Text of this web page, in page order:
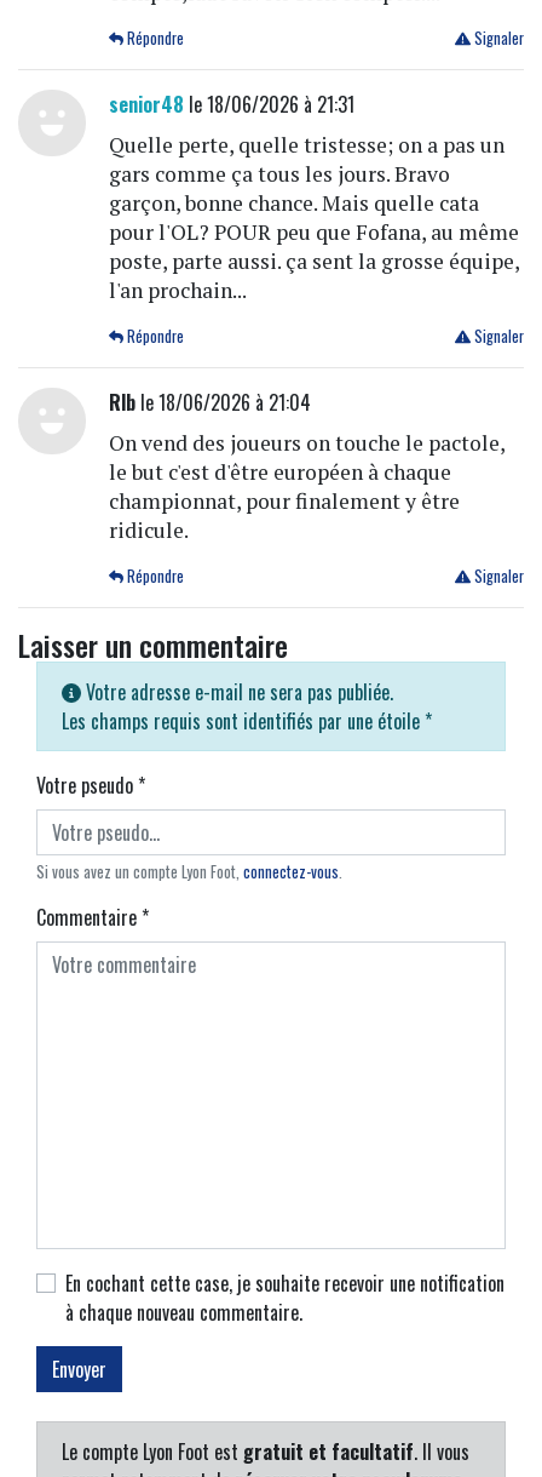
Signaler
Répondre
senior48 le 18/06/2026 à 21:31
Quelle perte, quelle tristesse; on a pas un
gars comme ça tous les jours. Bravo
garçon, bonne chance. Mais quelle cata
pour l'OL? POUR peu que Fofana, au même
poste, parte aussi. ça sent la grosse équipe,
l'an prochain...
Signaler
Répondre
Rlble 18/06/2026 à 21:04
On vend des joueurs on touche le pactole,
le but c'est d'être européen à chaque
championnat, pour finalement y être
ridicule.
Signaler
Répondre
Laisser un commentaire
Votre adresse e-mail ne sera pas publiée.
Les champs requis sont identifiés par une étoile *
Votre pseudo*
Si vous avez un compte Lyon Foot, connectez-vous
Commentaire*
En cochant cette case, je souhaite recevoir une notification
à chaque nouveau commentaire.
Le compte Lyon Foot est gratuit et facultatif. Il vous